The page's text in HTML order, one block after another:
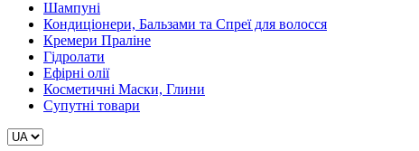
Шампуні
Кондиціонери, Бальзами та Спреї для волосся
Кремери Праліне
Гідролати
Ефірні олії
Косметичні Маски, Глини
Супутні товари